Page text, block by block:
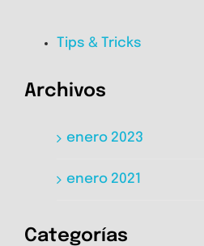
Tips & Tricks
Archivos
enero 2023
enero 2021
Categorías